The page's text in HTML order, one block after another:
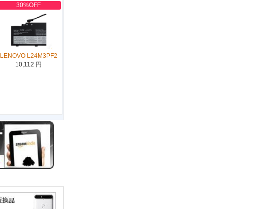
30%OFF
LENOVO L24M3PF2
10,112 円